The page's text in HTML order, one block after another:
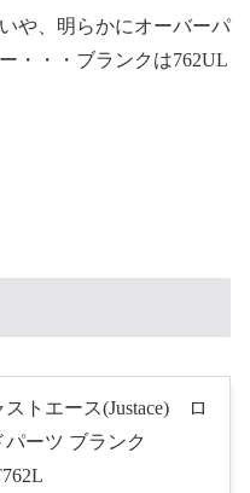
や、明らかにオーバーパ
・・・ブランクは762UL
ストエース(Justace) ロ
パーツ ブランク